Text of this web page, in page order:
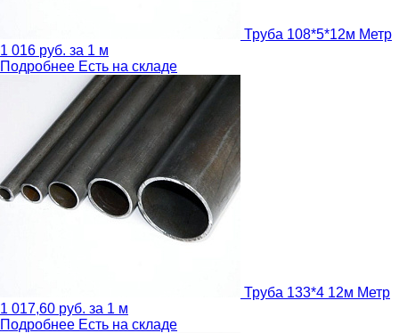
Труба 108*5*12м Метр
1 016 руб. за 1 м
Подробнее Есть на складе
Труба 133*4 12м Метр
1 017,60 руб. за 1 м
Подробнее Есть на складе